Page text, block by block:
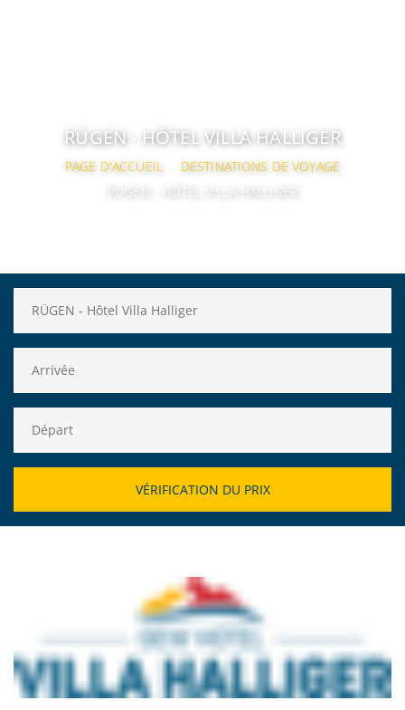
RÜGEN - HÔTEL VILLA HALLIGER
PAGE D'ACCUEIL
DESTINATIONS DE VOYAGE
RÜGEN - HÔTEL VILLA HALLIGER